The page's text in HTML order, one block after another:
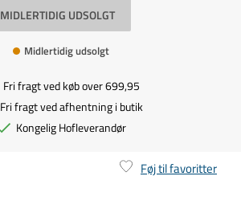
MIDLERTIDIG UDSOLGT
Midlertidig udsolgt
Fri fragt ved køb over 699,95
Fri fragt ved afhentning i butik
Kongelig Hofleverandør
Føj til favoritter